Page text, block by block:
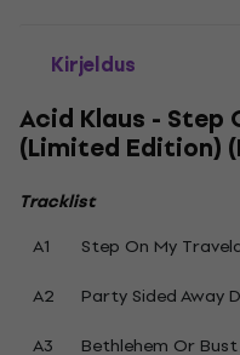
Kirjeldus
Acid Klaus - Step
(Limited Edition)
Tracklist
A1
Step On My
A2
Party Sided Away
A3
Bethlehem Or